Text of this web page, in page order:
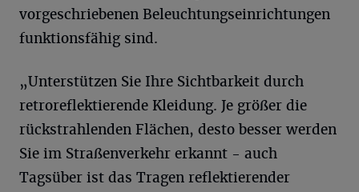
vorgeschriebenen Beleuchtungseinrichtungen
funktionsfähig sind.
„Unterstützen Sie Ihre Sichtbarkeit durch
retroreflektierende Kleidung. Je größer die
rückstrahlenden Flächen, desto besser werden
Sie im Straßenverkehr erkannt - auch
Tagsüber ist das Tragen reflektierender